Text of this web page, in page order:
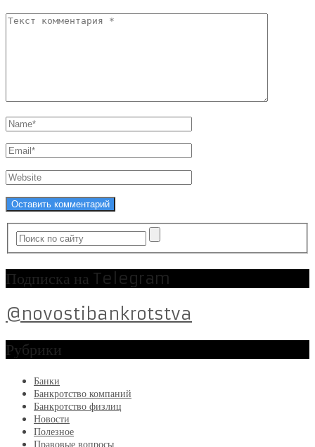
Подписка на Telegram
@novostibankrotstva
Рубрики
Банки
Банкротство компаний
Банкротство физлиц
Новости
Полезное
Правовые вопросы